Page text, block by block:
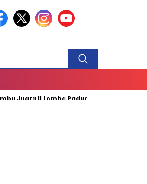
II Lomba Paduan Suara Sekalsel